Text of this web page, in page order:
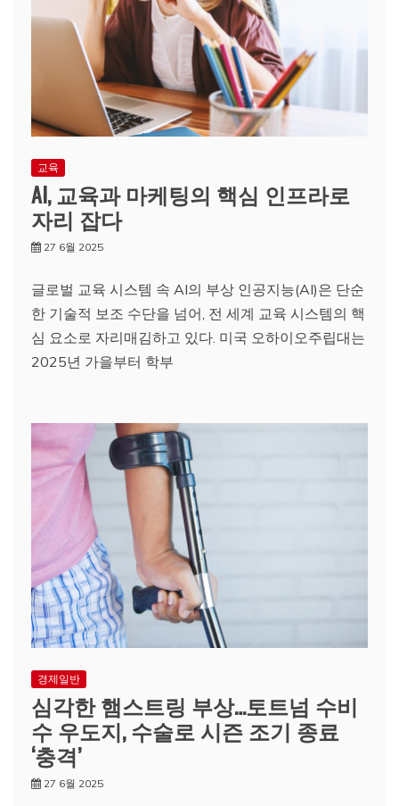
교육
AI, 교육과 마케팅의 핵심 인프라로
자리 잡다
27 6월 2025
글로벌 교육 시스템 속 AI의 부상 인공지능(AI)은 단순
한 기술적 보조 수단을 넘어, 전 세계 교육 시스템의 핵
심 요소로 자리매김하고 있다. 미국 오하이오주립대는
2025년 가을부터 학부
경제일반
심각한 햄스트링 부상…토트넘 수비
수 우도지, 수술로 시즌 조기 종료
‘충격’
27 6월 2025